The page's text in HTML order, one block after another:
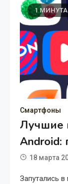
1
Смартфоны
Лучшие
Android:
18 марта
Запутались